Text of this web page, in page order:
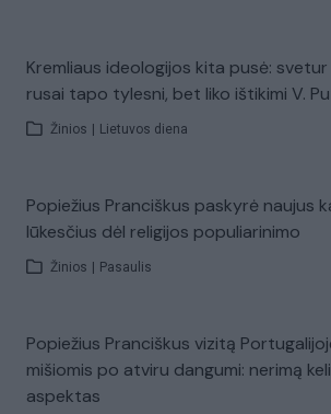
Kremliaus ideologijos kita pusė:
rusai tapo tylesni, bet liko ištikimi V.
Žinios Lietuvos diena
Popiežius Pranciškus paskyrė naujus
lūkesčius dėl religijos populiarinimo
Žinios Pasaulis
Popiežius Pranciškus vizitą
mišiomis po atviru dangumi: nerimą
aspektas